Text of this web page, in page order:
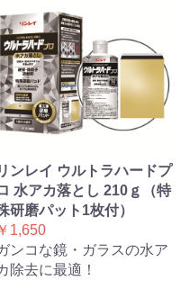
ンレイ ウルトラハードプ
水アカ落とし 210ｇ（特
研磨パット1枚付）
￥1,650
ンコな鏡・ガラスの水ア
除去に最適！